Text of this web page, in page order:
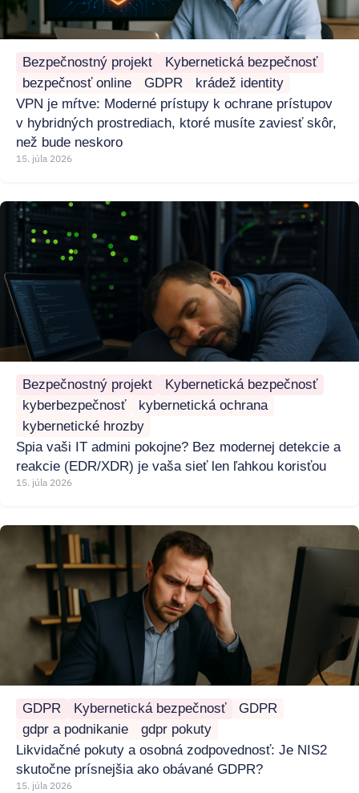
Bezpečnostný projekt
Kybernetická bezpečnosť
bezpečnosť online
GDPR
krádež identity
VPN je mŕtve: Moderné prístupy k ochrane prístupov
v hybridných prostrediach, ktoré musíte zaviesť skôr,
než bude neskoro
15. júla 2026
Bezpečnostný projekt
Kybernetická bezpečnosť
kyberbezpečnosť
kybernetická ochrana
kybernetické hrozby
Spia vaši IT admini pokojne? Bez modernej detekcie a
reakcie (EDR/XDR) je vaša sieť len ľahkou korisťou
15. júla 2026
GDPR Kybernetická bezpečnosť
GDPR
gdpr a podnikanie
gdpr pokuty
Likvidačné pokuty a osobná zodpovednosť: Je NIS2
skutočne prísnejšia ako obávané GDPR?
15. júla 2026